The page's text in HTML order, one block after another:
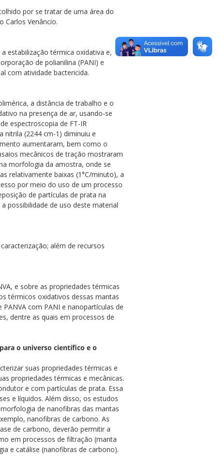
por se tratar de uma área do
Carlos Venâncio.
estabilização térmica oxidativa e,
de polianilina (PANI) e
com atividade bactericida.
a distância de trabalho e o
na presença de ar, usando-se
espectroscopia de FT-IR
nitrila (2244 cm-1) diminuiu e
aumentaram, bem como o
mecânicos de tração mostraram
morfologia da amostra, onde se
relativamente baixas (1°C/minuto), a
por meio do uso de um processo
de partículas de prata na
possibilidade de uso deste material
além de recursos
e sobre as propriedades térmicas
térmicos oxidativos dessas mantas
com PANI e nanopartículas de
dentre as quais em processos de
o universo científico e o
suas propriedades térmicas e
propriedades térmicas e mecânicas.
e com partículas de prata. Essa
e líquidos. Além disso, os estudos
de nanofibras das mantas
nanofibras de carbono. As
de carbono, deverão permitir a
em processos de filtração (manta
e catálise (nanofibras de carbono).